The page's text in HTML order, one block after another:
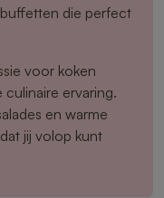
die perfect
voor koken
ervaring.
en warme
jij volop kunt